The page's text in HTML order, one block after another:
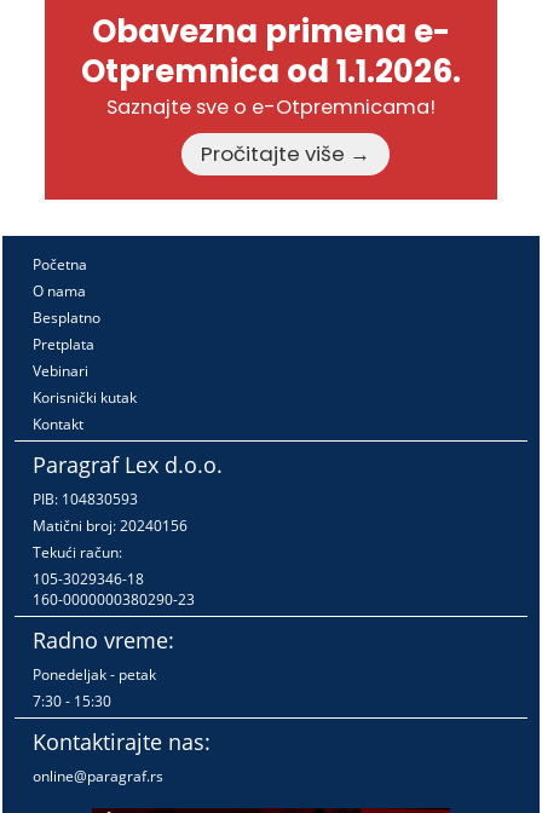
Obavezna primena e-
Otpremnica od 1.1.2026.
Saznajte sve o e-Otpremnicama!
Pročitajte više →
Početna
O nama
Besplatno
Pretplata
Vebinari
Korisnički kutak
Kontakt
Paragraf Lex d.o.o.
PIB: 104830593
Matični broj: 20240156
Tekući račun:
105-3029346-18
160-0000000380290-23
Radno vreme:
Ponedeljak - petak
7:30 - 15:30
Kontaktirajte nas:
online@paragraf.rs